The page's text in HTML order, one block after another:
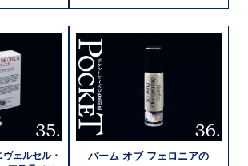
ヴェルセル・
パーム オブ フェロニアの